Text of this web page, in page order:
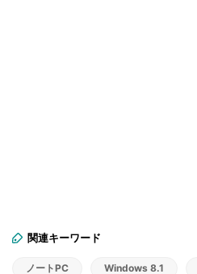
関連キーワード
ノートPC Windows 8.1